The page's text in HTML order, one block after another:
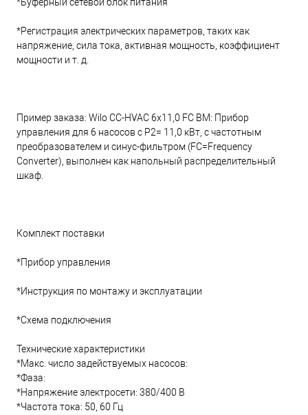
*Буферный сетевой блок питания
*Регистрация электрических параметров, таких как
напряжение, сила тока, активная мощность, коэффициент
мощности и т. д.
Пример заказа: Wilo CC-HVAC 6x11,0 FC BM: Прибор
управления для 6 насосов с P2= 11,0 кВт, с частотным
преобразователем и синус-фильтром (FC=Frequency
Converter), выполнен как напольный распределительный
шкаф.
Комплект поставки
*Прибор управления
*Инструкция по монтажу и эксплуатации
*Схема подключения
Технические характеристики
*Макс. число задействуемых насосов:
*Фаза:
*Напряжение электросети: 380/400 B
*Частота тока: 50, 60 Гц